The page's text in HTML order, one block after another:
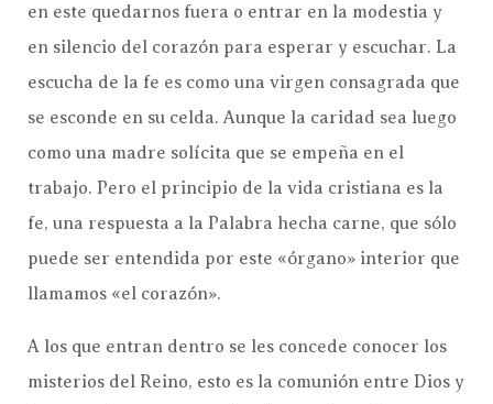
en este quedarnos fuera o entrar en la modestia y
en silencio del corazón para esperar y escuchar. La
escucha de la fe es como una virgen consagrada que
se esconde en su celda. Aunque la caridad sea luego
como una madre solícita que se empeña en el
trabajo. Pero el principio de la vida cristiana es la
fe, una respuesta a la Palabra hecha carne, que sólo
puede ser entendida por este «órgano» interior que
llamamos «el corazón».
A los que entran dentro se les concede conocer los
misterios del Reino, esto es la comunión entre Dios y